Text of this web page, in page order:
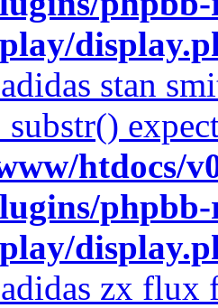
stan
substr()
htdocs/
phpbb-
zx flux